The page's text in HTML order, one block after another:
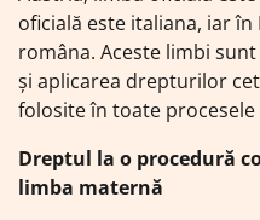
oficială este italiana, iar
româna. Aceste limbi
și aplicarea drepturilor
folosite în toate
Dreptul la o procedură
limba maternă